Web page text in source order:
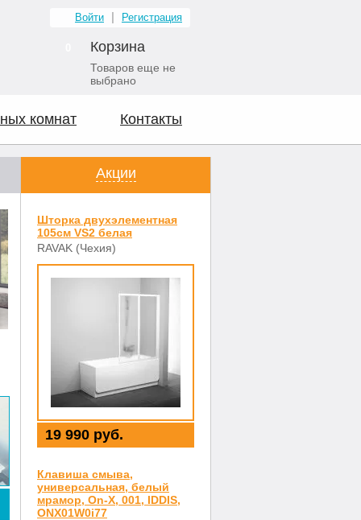
Войти Регистрация
Корзина
Товаров еще не
выбрано
комнат Контакты
Акции
Шторка двухэлементная
105см VS2 белая
RAVAK (Чехия)
19 990 руб.
Клавиша смыва,
универсальная, белый
мрамор, On-X, 001, IDDIS,
ONX01W0i77